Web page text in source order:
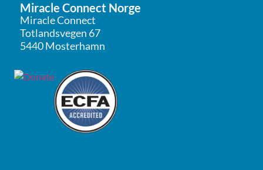
Miracle Connect Norge
Miracle Connect
Totlandsvegen 67
5440 Mosterhamn